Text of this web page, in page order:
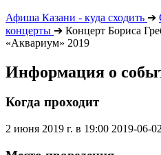
Афиша Казани - куда сходить ➔
концерты ➔ Концерт Бориса
«Аквариум» 2019
Информация о
Когда проходит
2 июня 2019 г. в 19:00 2019-06-02